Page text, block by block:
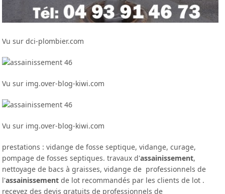
Vu sur dci-plombier.com
Vu sur img.over-blog-kiwi.com
Vu sur img.over-blog-kiwi.com
prestations : vidange de fosse septique, vidange, curage,
pompage de fosses septiques. travaux d'assainissement,
nettoyage de bacs à graisses, vidange de professionnels de
l'assainissement de lot recommandés par les clients de lot .
recevez des devis gratuits de professionnels de